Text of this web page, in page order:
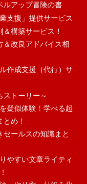
ルアップ冒険の書
支援」提供サービス
構築サービス！
＆改良アドバイス相
作成支援（代行）サ
ストーリー～
疑似体験！学べる起
め！
ールスの知識まと
やすい文章ライティ